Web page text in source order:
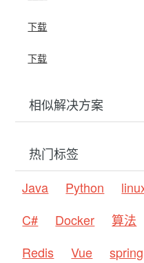
下载
下载
相似解决方案
热门标签
Java
Python
C#
Docker 算法
Redis
Vue spring